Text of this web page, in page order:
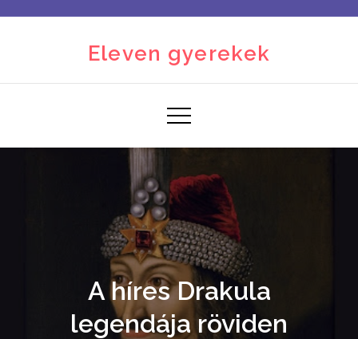
Eleven gyerekek
A híres Drakula
legendája röviden